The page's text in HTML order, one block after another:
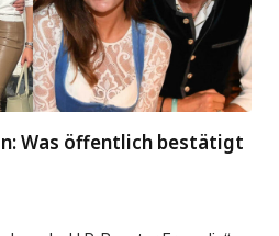
Was öffentlich bestätigt